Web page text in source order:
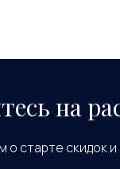
на
о старте скидок